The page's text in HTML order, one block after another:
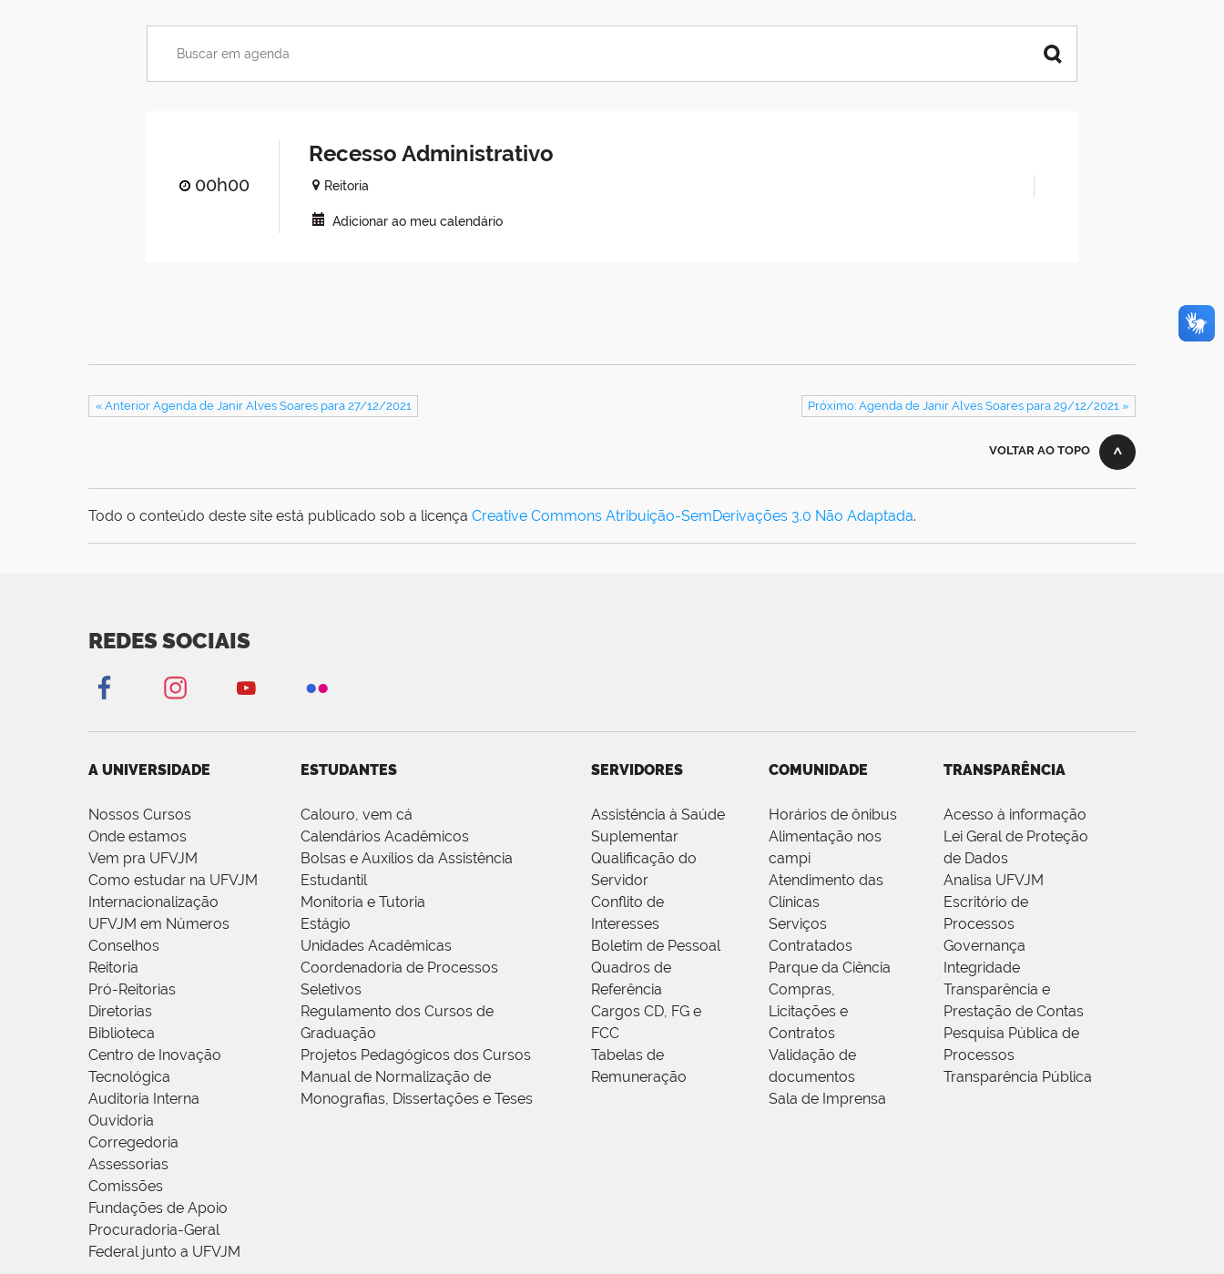
00h00
Recesso Administrativo
Reitoria
Adicionar ao meu calendário
« Anterior Agenda de Janir Alves Soares para 27/12/2021 Próximo: Agenda de Janir Alves Soares para 29/12/2021 »
VOLTAR AO TOPO
Todo o conteúdo deste site está publicado sob a licença Creative Commons Atribuição-SemDerivações 3.0 Não Adaptada.
REDES SOCIAIS
A UNIVERSIDADE
Nossos Cursos
Onde estamos
Vem pra UFVJM
Como estudar na UFVJM
Internacionalização
UFVJM em Números
Conselhos
Reitoria
Pró-Reitorias
Diretorias
Biblioteca
Centro de Inovação
Tecnológica
Auditoria Interna
Ouvidoria
Corregedoria
Assessorias
Comissões
Fundações de Apoio
Procuradoria-Geral
Federal junto a UFVJM
ESTUDANTES
Calouro, vem cá
Calendários Acadêmicos
Bolsas e Auxílios da Assistência
Estudantil
Monitoria e Tutoria
Estágio
Unidades Acadêmicas
Coordenadoria de Processos
Seletivos
Regulamento dos Cursos de
Graduação
Projetos Pedagógicos dos Cursos
Manual de Normalização de
Monografias, Dissertações e Teses
SERVIDORES
Assistência à Saúde
Suplementar
Qualificação do
Servidor
Conflito de
Interesses
Boletim de Pessoal
Quadros de
Referência
Cargos CD, FG e
FCC
Tabelas de
Remuneração
COMUNIDADE
Horários de ônibus
Alimentação nos
campi
Atendimento das
Clínicas
Serviços
Contratados
Parque da Ciência
Compras,
Licitações e
Contratos
Validação de
documentos
Sala de Imprensa
TRANSPARÊNCIA
Acesso à informação
Lei Geral de Proteção
de Dados
Analisa UFVJM
Escritório de
Processos
Governança
Integridade
Transparência e
Prestação de Contas
Pesquisa Pública de
Processos
Transparência Pública